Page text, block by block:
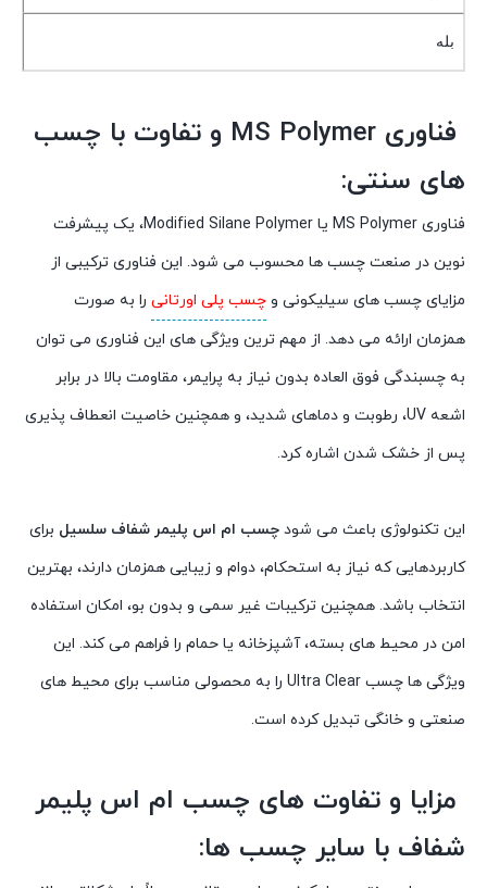
بله
فناوری MS Polymer و تفاوت با چسب
های سنتی:
فناوری MS Polymer یا Modified Silane Polymer، یک پیشرفت
نوین در صنعت چسب ها محسوب می شود. این فناوری ترکیبی از
مزایای چسب های سیلیکونی و چسب پلی اورتانی را به صورت
همزمان ارائه می دهد. از مهم ترین ویژگی های این فناوری می توان
به چسبندگی فوق العاده بدون نیاز به پرایمر، مقاومت بالا در برابر
اشعه UV، رطوبت و دماهای شدید، و همچنین خاصیت انعطاف پذیری
پس از خشک شدن اشاره کرد.
این تکنولوژی باعث می شود چسب ام اس پلیمر شفاف سلسیل برای
کاربردهایی که نیاز به استحکام، دوام و زیبایی همزمان دارند، بهترین
انتخاب باشد. همچنین ترکیبات غیر سمی و بدون بو، امکان استفاده
امن در محیط های بسته، آشپزخانه یا حمام را فراهم می کند. این
ویژگی ها چسب Ultra Clear را به محصولی مناسب برای محیط های
صنعتی و خانگی تبدیل کرده است.
مزایا و تفاوت های چسب ام اس پلیمر
شفاف با سایر چسب ها: